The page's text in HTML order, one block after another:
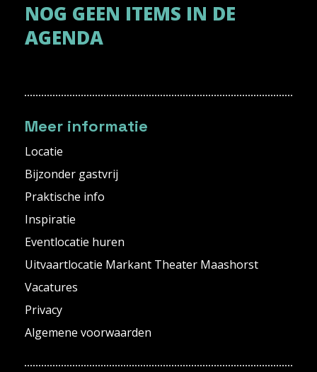
NOG GEEN ITEMS IN DE
AGENDA
Meer informatie
Locatie
Bijzonder gastvrij
Praktische info
Inspiratie
Eventlocatie huren
Uitvaartlocatie Markant Theater Maashorst
Vacatures
Privacy
Algemene voorwaarden